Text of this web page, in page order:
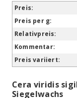
Cera viridis
Siegelwachs